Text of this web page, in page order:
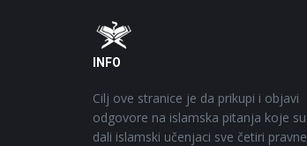
Footer
INFO
Cilj ove stranice je da prikupi i objavi
odgovore na islamska pitanja koje su
dali islamski učenjaci sve četiri pravne